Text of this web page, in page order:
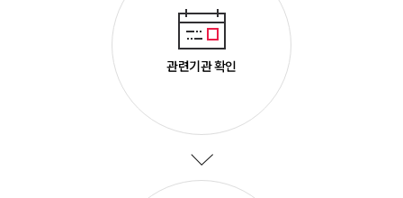
관련기관 확인